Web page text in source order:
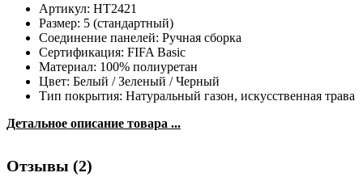
Артикул: HT2421
Размер: 5 (стандартный)
Соединение панелей: Ручная сборка
Сертификация: FIFA Basic
Материал: 100% полиуретан
Цвет: Белый / Зеленый / Черный
Тип покрытия: Натуральный газон, искусственная трава
Детальное описание товара ...
Отзывы (2)